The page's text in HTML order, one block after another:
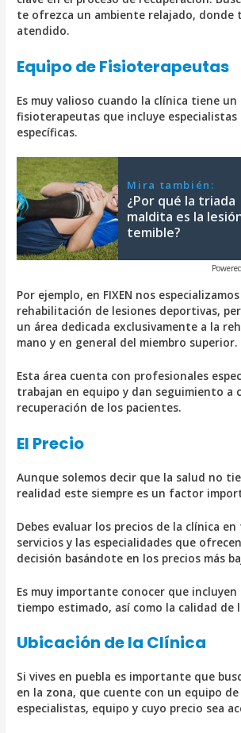
te ofrezca un ambiente relajado, donde
atendido.
Equipo de Fisioterapeutas
Es muy valioso cuando la clínica tiene
fisioterapeutas que incluye especialistas
específicas.
Mira también:
¿Por qué la triada
maldita es la
temible?
Por ejemplo, en FIXEN nos
rehabilitación de lesiones deportivas,
un área dedicada exclusivamente a la
mano y en general del miembro superior.
Esta área cuenta con profesionales
trabajan en equipo y dan seguimiento a
recuperación de los pacientes.
El Precio
Aunque solemos decir que la salud no
realidad este siempre es un factor
Debes evaluar los precios de la clínica
servicios y las especialidades que
decisión basándote en los precios más
Es muy importante conocer que incluyen
tiempo estimado, así como la calidad
Ubicación de la Clínica
Si vives en puebla es importante que
en la zona, que cuente con un equipo
especialistas, equipo y cuyo precio sea